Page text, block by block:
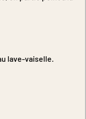
lave-vaiselle.